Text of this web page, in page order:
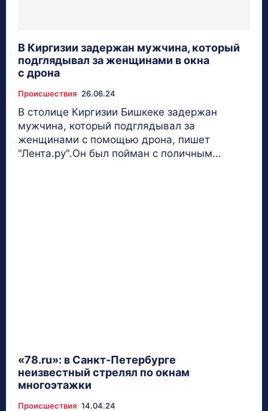
В Киргизии задержан мужчина, который
подглядывал за женщинами в окна
с дрона
Происшествия 26.06.24
В столице Киргизии Бишкеке задержан
мужчина, который подглядывал за
женщинами с помощью дрона, пишет
"Лента.ру".Он был пойман с поличным...
«78.ru»: в Санкт-Петербурге
неизвестный стрелял по окнам
многоэтажки
Происшествия 14.04.24